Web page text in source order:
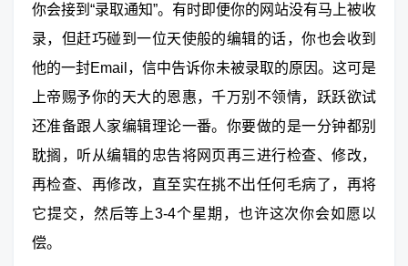
你会接到“录取通知”。有时即便你的网站没有马上被收
录，但赶巧碰到一位天使般的编辑的话，你也会收到
他的一封Email，信中告诉你未被录取的原因。这可是
上帝赐予你的天大的恩惠，千万别不领情，跃跃欲试
还准备跟人家编辑理论一番。你要做的是一分钟都别
耽搁，听从编辑的忠告将网页再三进行检查、修改，
再检查、再修改，直至实在挑不出任何毛病了，再将
它提交，然后等上3-4个星期，也许这次你会如愿以
偿。